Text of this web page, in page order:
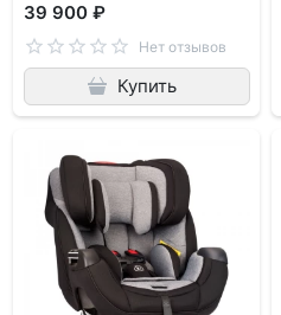
39 900 ₽
Нет отзывов
Купить